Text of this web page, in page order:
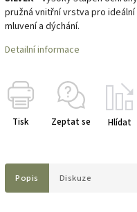
pružná vnitřní vrstva pro
mluvení a dýchání.
Detailní informace
Tisk Zeptat se Hlídat
Popis Diskuze